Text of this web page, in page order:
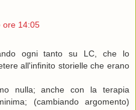
ore 14:05
ogni tanto su LC, che lo
all'infinito storielle che erano
nulla; anche con la terapia
(cambiando argomento)